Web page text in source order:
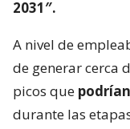
2031″.
A nivel de
de generar cerca
picos que
durante las